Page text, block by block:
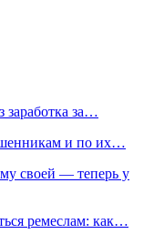
заработка за…
и по их…
своей — теперь у
ремеслам: как…